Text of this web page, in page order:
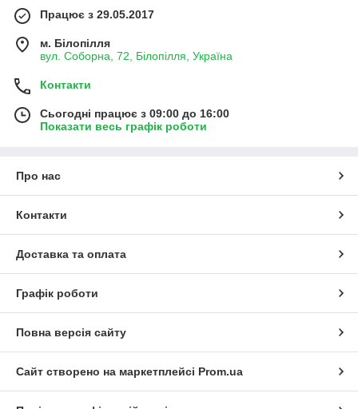
Працює з 29.05.2017
м. Білопілля
вул. Соборна, 72, Білопілля, Україна
Контакти
Сьогодні працює з 09:00 до 16:00
Показати весь графік роботи
Про нас
Контакти
Доставка та оплата
Графік роботи
Повна версія сайту
Сайт створено на маркетплейсі Prom.ua